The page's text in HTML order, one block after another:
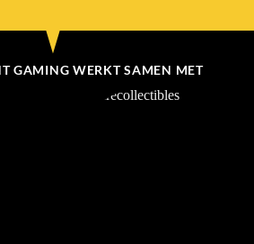
GAMING WERKT SAMEN MET